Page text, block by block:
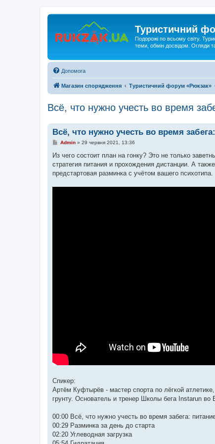
Туристичний
Подорожі по всьому світу.
теми, обмін досвідом. Огляди
Допомога
Магазин спорядження Туристичний форум «Рюкзак»
Всё, что нужно учесть во время
Всё, что нужно учесть во время
П
в
д
о
Admin» 29 червня 2021, 13:36
Из чего состоит план на гонку? Это не только
стратегия питания и прохождения дистанции. А
предстартовая разминка с учётом вашего психотипа.
Спикер:
Артём Куфтырёв - мастер спорта по лёгкой
грунту. Основатель и тренер Школы бега Instarun
00:00 Всё, что нужно учесть во время забега:
00:29 Разминка за день до старта
02:20 Углеводная загрузка